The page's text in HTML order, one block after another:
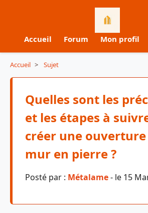
Accueil Forum Mon profil
Accueil > Sujet
Quelles sont les
et les étapes à
créer une
mur en pierre ?
Posté par : Métalame- le 15